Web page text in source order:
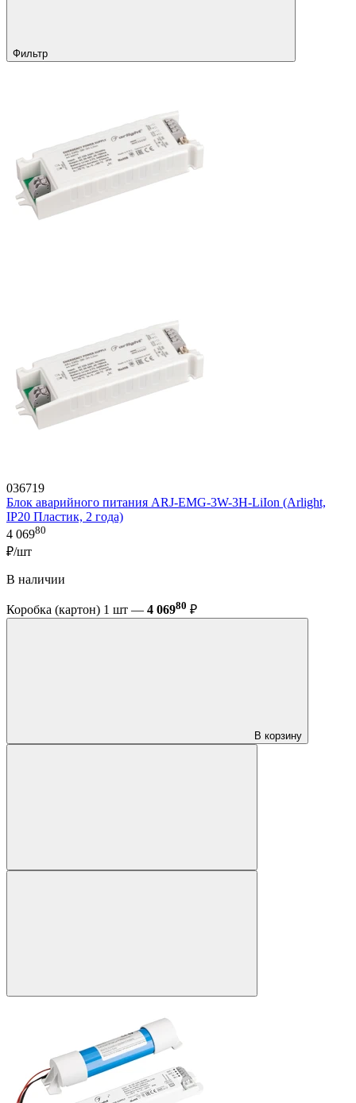
Фильтр
036719
Блок аварийного питания ARJ-EMG-3W-3H-LiIon (Arlight,
IP20 Пластик, 2 года)
4 06980
₽/шт
В наличии
Коробка (картон) 1 шт — 4 06980 ₽
В корзину